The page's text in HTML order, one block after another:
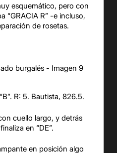
esquemático, pero con
“GRACIA R” -e incluso,
de rosetas.
R: 5. Bautista, 826.5.
cuello largo, y detrás
en “DE”.
en posición algo